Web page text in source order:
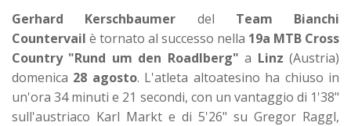
Gerhard Kerschbaumer del Team Bianchi
Countervail è tornato al successo nella 19a MTB Cross
Country "Rund um den Roadlberg" a Linz (Austria)
domenica 28 agosto. L'atleta altoatesino ha chiuso in
un'ora 34 minuti e 21 secondi, con un vantaggio di 1'38"
sull'austriaco Karl Markt e di 5'26" su Gregor Raggl,